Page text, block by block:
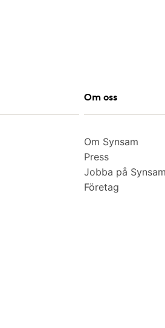
Om oss
Om Synsam
Press
Jobba på Synsam
Företag